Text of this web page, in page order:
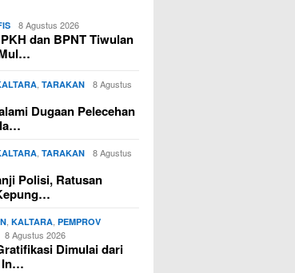
8 Agustus 2026
dan BPNT Tiwulan
,TARAKAN
8 Agustus
Dugaan Pelecehan
,TARAKAN
8 Agustus
Polisi, Ratusan
,KALTARA ,PEMPROV
8 Agustus 2026
Dimulai dari
In…